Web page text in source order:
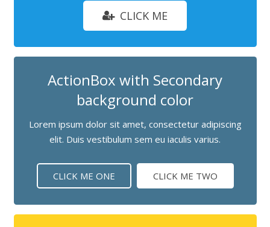
CLICK ME
ActionBox with Secondary
background color
Lorem ipsum dolor sit amet, consectetur adipiscing
elit. Duis vestibulum sem eu iaculis varius.
CLICK ME ONE CLICK ME TWO